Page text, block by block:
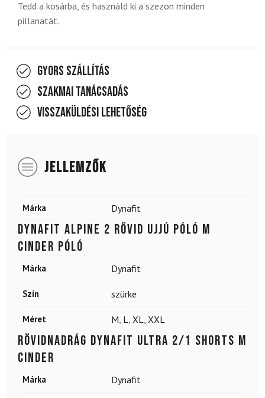
Tedd a kosárba, és használd ki a szezon minden
pillanatát.
Gyors szállítás
Szakmai tanácsadás
Visszaküldési lehetőség
JELLEMZŐK
Márka Dynafit
DYNAFIT Alpine 2 rövid ujjú póló M
Cinder póló
Márka Dynafit
Szín szürke
Méret M L XL XXL
Rövidnadrág DYNAFIT Ultra 2/1 Shorts M
Cinder
Márka Dynafit